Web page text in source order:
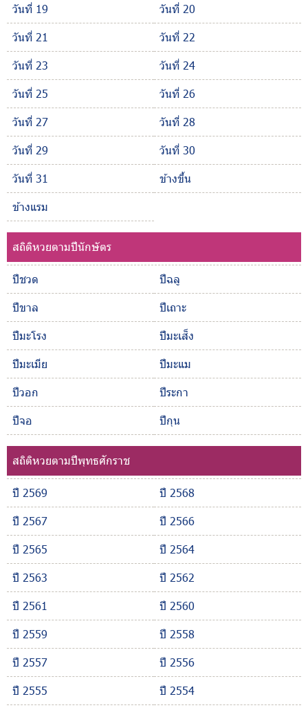
วันที่ 19
วันที่ 20
วันที่ 21
วันที่ 22
วันที่ 23
วันที่ 24
วันที่ 25
วันที่ 26
วันที่ 27
วันที่ 28
วันที่ 29
วันที่ 30
วันที่ 31
ข้างขึ้น
ข้างแรม
สถิติหวยตามปีนักษัตร
ปีชวด
ปีฉลู
ปีขาล
ปีเถาะ
ปีมะโรง
ปีมะเส็ง
ปีมะเมีย
ปีมะแม
ปีวอก
ปีระกา
ปีจอ
ปีกุน
สถิติหวยตามปีพุทธศักราช
ปี 2569
ปี 2568
ปี 2567
ปี 2566
ปี 2565
ปี 2564
ปี 2563
ปี 2562
ปี 2561
ปี 2560
ปี 2559
ปี 2558
ปี 2557
ปี 2556
ปี 2555
ปี 2554